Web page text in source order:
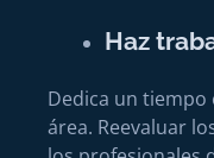
Haz
Dedica un
área. Reevaluar